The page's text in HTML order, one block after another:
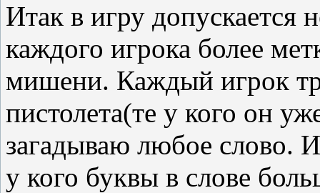
Итак в игру допускается
каждого игрока более
мишени. Каждый игрок
пистолета(те у кого он
загадываю любое слово.
у кого буквы в слове